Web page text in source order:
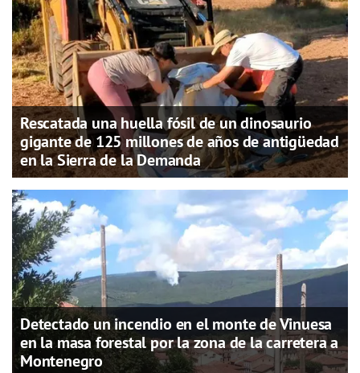
Rescatada una huella fósil de un dinosaurio
gigante de 125 millones de años de antigüedad
en la Sierra de la Demanda
Detectado un incendio en el monte de Vinuesa
en la masa forestal por la zona de la carretera a
Montenegro